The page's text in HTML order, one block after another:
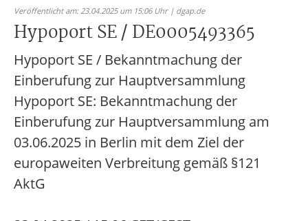
Veröffentlicht am: 23.04.2025 um 15:06 Uhr | dgap.de
Hypoport SE / DE0005493365
Hypoport SE / Bekanntmachung der
Einberufung zur Hauptversammlung
Hypoport SE: Bekanntmachung der
Einberufung zur Hauptversammlung am
03.06.2025 in Berlin mit dem Ziel der
europaweiten Verbreitung gemäß §121
AktG